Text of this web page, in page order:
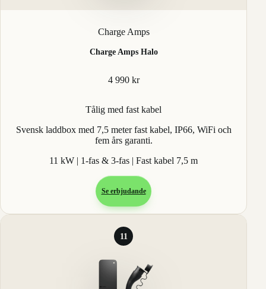
Charge Amps
Charge Amps Halo
4 990 kr
Tålig med fast kabel
Svensk laddbox med 7,5 meter fast kabel, IP66, WiFi och
fem års garanti.
11 kW | 1-fas & 3-fas | Fast kabel 7,5 m
Se erbjudande
11